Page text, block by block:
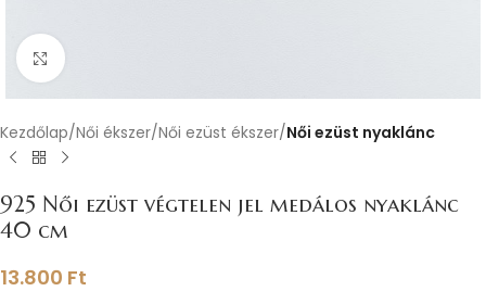
Nagyításhoz kattints ide
Kezdőlap Női ékszer Női ezüst ékszer Női ezüst nyaklánc
925 Női ezüst végtelen jel medálos nyaklánc
40 cm
13.800 Ft